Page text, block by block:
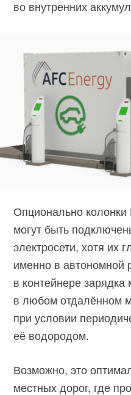
во внутренних
Опционально
могут быть
электросети, хотя их
именно в автономной
в контейнере
в любом отдалённом
при условии
её водородом.
Возможно, это
местных дорог, где